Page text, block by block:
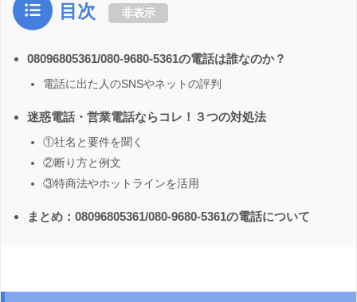
目次 非表示
08096805361/080-9680-5361の電話は誰なのか？
電話に出た人のSNSやネットの評判
迷惑電話・営業電話ならコレ！３つの対処法
①社名と要件を聞く
②断り方と例文
③特商法やホットラインを活用
まとめ：08096805361/080-9680-5361の電話について